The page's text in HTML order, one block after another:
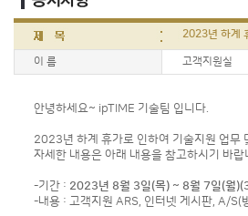
2023년 하계
이 름 고객지원실
안녕하세요~ ipTIME 기술팀 입니다.
2023년 하계 휴가로 인하여 기술지원 업무
자세한 내용은 아래 내용을 참고하시기 바랍
-기간 : 2023년 8월 3일(목) ~ 8월 7일(월
-내용 : 고객지원 ARS, 인터넷 게시판, A/S(